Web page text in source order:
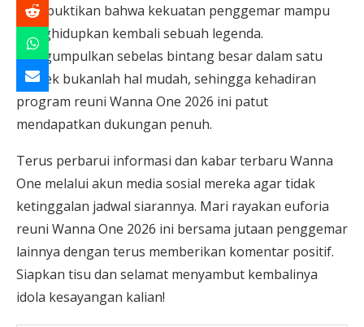
membuktikan bahwa kekuatan penggemar mampu
menghidupkan kembali sebuah legenda.
Mengumpulkan sebelas bintang besar dalam satu
proyek bukanlah hal mudah, sehingga kehadiran
program reuni Wanna One 2026 ini patut
mendapatkan dukungan penuh.
Terus perbarui informasi dan kabar terbaru Wanna
One melalui akun media sosial mereka agar tidak
ketinggalan jadwal siarannya. Mari rayakan euforia
reuni Wanna One 2026 ini bersama jutaan penggemar
lainnya dengan terus memberikan komentar positif.
Siapkan tisu dan selamat menyambut kembalinya
idola kesayangan kalian!